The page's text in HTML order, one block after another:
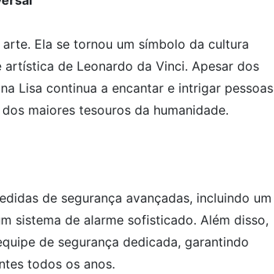
Ela se tornou um símbolo da cultura
de Leonardo da Vinci. Apesar dos
Lisa continua a encantar e intrigar pessoas
maiores tesouros da humanidade.
de segurança avançadas, incluindo um
sistema de alarme sofisticado. Além disso,
de segurança dedicada, garantindo
todos os anos.